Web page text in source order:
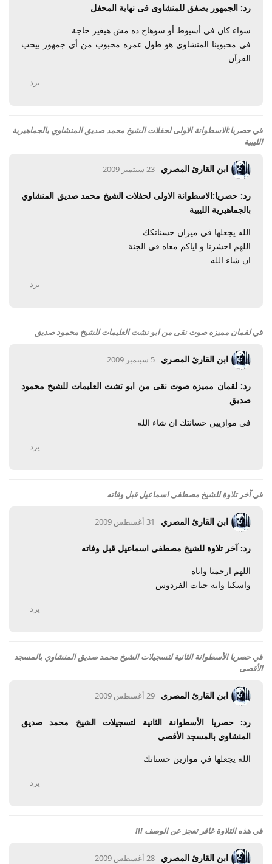
رد: الجمهور يصفق للمنشاوى فى نهاية المحفل
سواء كان في أسيوط أو سوهاج ده مش هيغير حاجة
في محبوبنا المنشاوي هو طول عمره محبوب من أي جمهور بيحب
القرآن
يرد
فيحصريا:الاسطوانة الاولى لحفلات الشيخ محمد صديق المنشاوي بالجماهيرية
الليبية
ابن القارئ المصري 23 سبتمبر 2009
رد: حصريا:الاسطوانة الاولى لحفلات الشيخ محمد صديق المنشاوي
بالجماهيرية الليبية
الله يجعلها في ميزان حسناتكك
اللهم احشرنا و اياكم معاه في الجنة
ان شاء الله
يرد
فيلقمان مميزه صوت نقى من ابو تشت العليمات للشيخ محمود صديق
ابن القارئ المصري 5 سبتمبر 2009
رد: لقمان مميزه صوت نقى من ابو تشت العليمات للشيخ محمود
صديق
في موازيين حسانتك ان شاء الله
يرد
فيآخر تلاوة للشيخ مصطفى اسماعيل قبل وفاته
ابن القارئ المصري 31 أغسطس 2009
رد: آخر تلاوة للشيخ مصطفى اسماعيل قبل وفاته
اللهم ارحمنا واياه
واسكنا وايه جنات الفردوس
يرد
فيحصريا الأسطوانة الثانية لتسجيلات الشيخ محمد صديق المنشاوي بالمسجد
الأقصى
ابن القارئ المصري 29 أغسطس 2009
رد: حصريا الأسطوانة الثانية لتسجيلات الشيخ محمد صديق
المنشاوي بالمسجد الأقصى
الله يجعلها في موازين حسناتك
يرد
في هذه التلاوة غافر تعجز عن الوصف !!!
ابن القارئ المصري 28 أغسطس 2009